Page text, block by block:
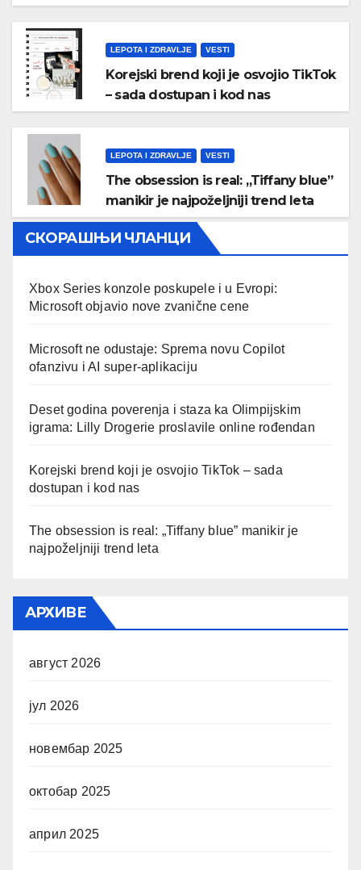
proslavile online rođendan
LEPOTA I ZDRAVLJE VESTI
Korejski brend koji je osvojio TikTok
– sada dostupan i kod nas
LEPOTA I ZDRAVLJE VESTI
The obsession is real: „Tiffany blue”
manikir je najpoželjniji trend leta
СКОРАШЊИ ЧЛАНЦИ
Xbox Series konzole poskupele i u Evropi:
Microsoft objavio nove zvanične cene
Microsoft ne odustaje: Sprema novu Copilot
ofanzivu i AI super-aplikaciju
Deset godina poverenja i staza ka Olimpijskim
igrama: Lilly Drogerie proslavile online rođendan
Korejski brend koji je osvojio TikTok – sada
dostupan i kod nas
The obsession is real: „Tiffany blue” manikir je
najpoželjniji trend leta
АРХИВЕ
август 2026
јул 2026
новембар 2025
октобар 2025
април 2025